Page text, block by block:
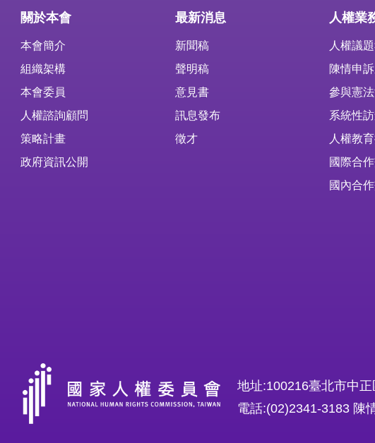
關於本會
本會簡介
組織架構
本會委員
人權諮詢顧問
策略計畫
政府資訊公開
最新消息
新聞稿
聲明稿
意見書
訊息發布
徵才
人權業
人權議
陳情申
參與憲
系統性
人權教
國際合
國內合
地址:100216臺北市中
電話:(02)2341-3183 陳